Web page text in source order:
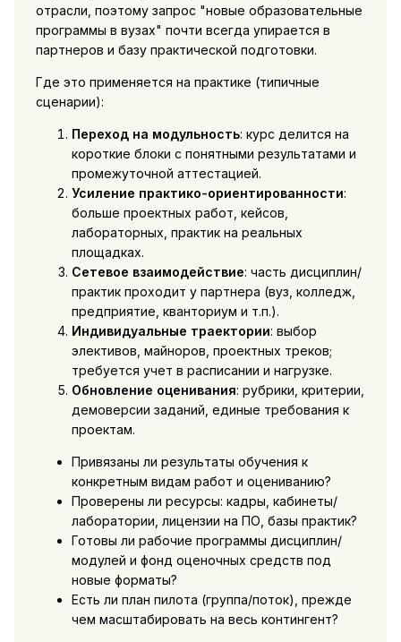
отрасли, поэтому запрос "новые образовательные
программы в вузах" почти всегда упирается в
партнеров и базу практической подготовки.
Где это применяется на практике (типичные
сценарии):
Переход на модульность: курс делится на
короткие блоки с понятными результатами и
промежуточной аттестацией.
Усиление практико-ориентированности:
больше проектных работ, кейсов,
лабораторных, практик на реальных
площадках.
Сетевое взаимодействие: часть дисциплин/
практик проходит у партнера (вуз, колледж,
предприятие, кванториум и т.п.).
Индивидуальные траектории: выбор
элективов, майноров, проектных треков;
требуется учет в расписании и нагрузке.
Обновление оценивания: рубрики, критерии,
демоверсии заданий, единые требования к
проектам.
Привязаны ли результаты обучения к
конкретным видам работ и оцениванию?
Проверены ли ресурсы: кадры, кабинеты/
лаборатории, лицензии на ПО, базы практик?
Готовы ли рабочие программы дисциплин/
модулей и фонд оценочных средств под
новые форматы?
Есть ли план пилота (группа/поток), прежде
чем масштабировать на весь контингент?